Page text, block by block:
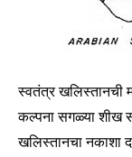
स्वतंत्र खलिस्तानची
कल्पना सगळ्या शीख
खलिस्तानचा नकाशा